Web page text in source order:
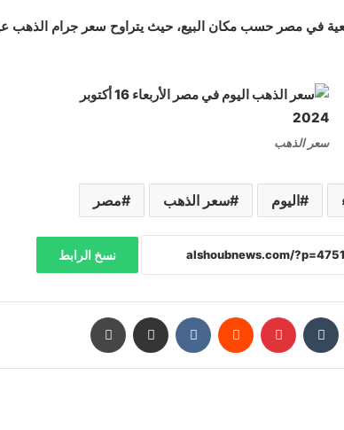
سعر الذهب
اليوم سعر الذهب مصر
نسخ الرابط